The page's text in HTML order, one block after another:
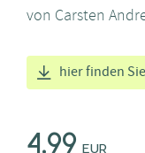
von Carsten
hier finden
4,99 EUR